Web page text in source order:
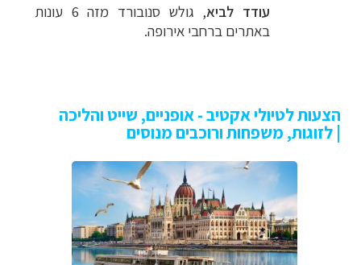
עודד לביא
, גולש סנובורד מזה 6 עונות
באתרים ברחבי אירופה.
הצעות לטיולי אקטיב - אופניים, שייט והליכה
| לזוגות, משפחות ורוכבים מנוסים